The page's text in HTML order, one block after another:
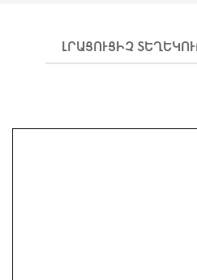
ԼՐԱՑՈՒՑԻՉ